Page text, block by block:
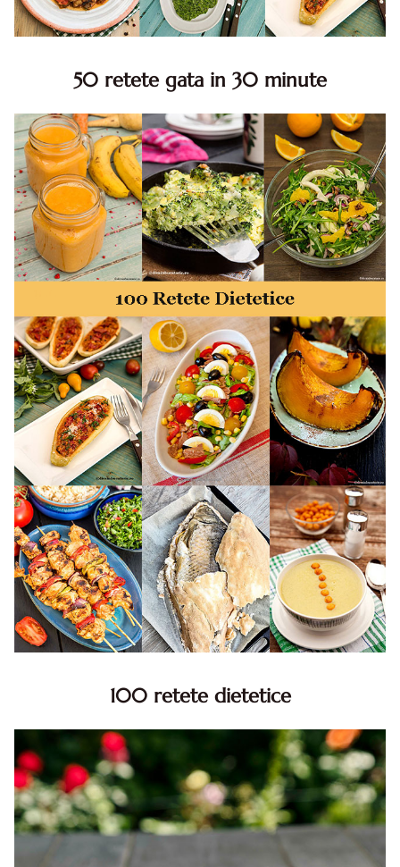
50 retete gata in 30 minute
minute. Retete rapide. Retete rapide de mancare. Idei
retete mancare rapid
100 retete dietetice
dietetice. Idei retete dietetice. 100 Retete mancare
pentru dieta.